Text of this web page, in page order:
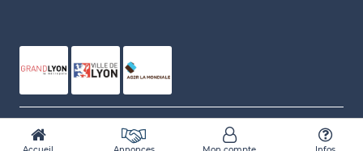
Conçu et réalisé par Numidev